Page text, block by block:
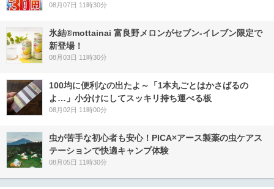
08月07日 11時30分
氷結®mottainai 富良野メロンがセブン‐イレブン限定で
新登場！
08月03日 11時30分
100均に便利なの出たよ～「1本丸ごとはかさばるの
よ…」小分けにしてスッキリ持ち運べる板
08月02日 11時00分
虫が苦手な初心者も安心！PICA×アース製薬の虫ケアス
テーションで快適キャンプ体験
08月05日 11時30分